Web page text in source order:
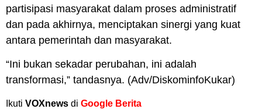
partisipasi masyarakat dalam proses administratif
dan pada akhirnya, menciptakan sinergi yang kuat
antara pemerintah dan masyarakat.
“Ini bukan sekadar perubahan, ini adalah
transformasi,” tandasnya. (Adv/DiskominfoKukar)
Ikuti VOXnews di Google Berita